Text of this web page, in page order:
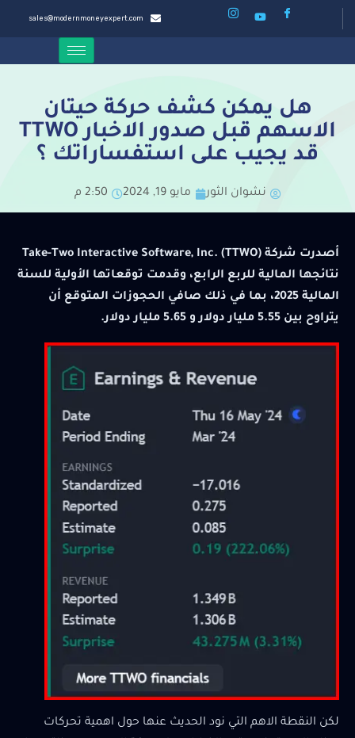
sales@modernmoneyexpert.com
هل يمكن كشف حركة حيتان
الاسهم قبل صدور الاخبار TTWO
قد يجيب على استفساراتك ؟
نشوان الثور مايو 19, 2024 2:50 م
أصدرت شركة Take-Two Interactive Software, Inc. (TTWO)
نتائجها المالية للربع الرابع، وقدمت توقعاتها الأولية للسنة
المالية 2025، بما في ذلك صافي الحجوزات المتوقع أن
يتراوح بين 5.55 مليار دولار و 5.65 مليار دولار.
لكن النقطة الاهم التي نود الحديث عنها حول اهمية تحركات